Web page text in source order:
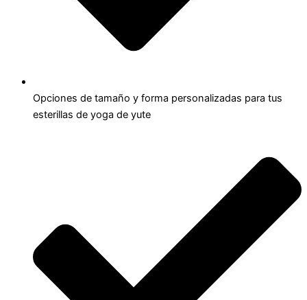
Opciones de tamaño y forma personalizadas para tus
esterillas de yoga de yute